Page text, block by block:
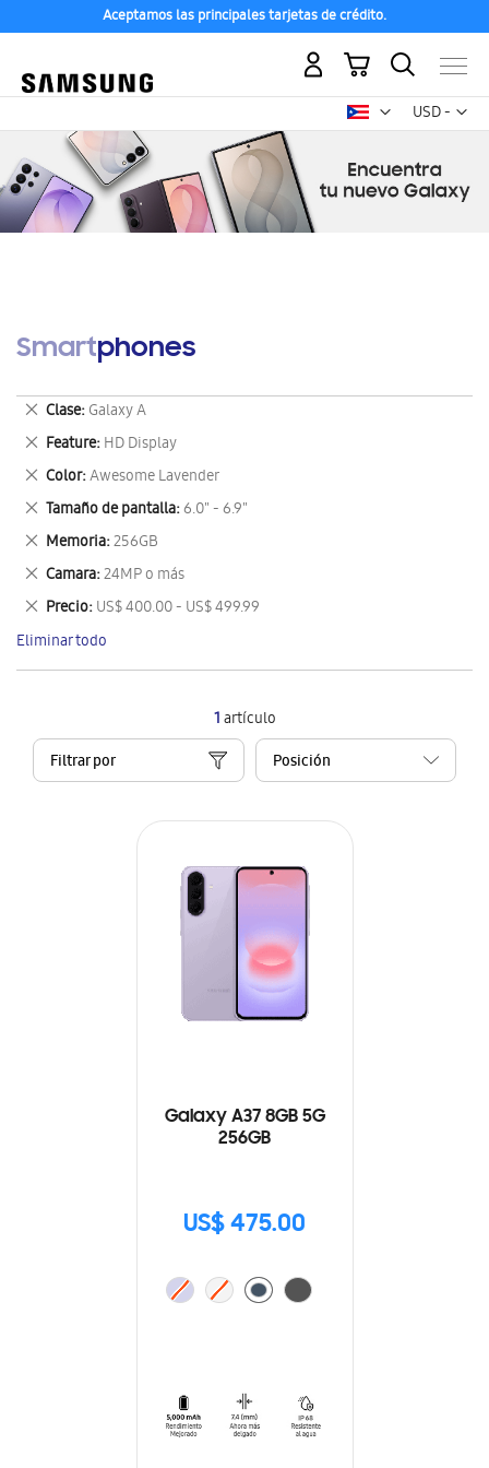
Aceptamos las principales tarjetas de crédito.
USD -
dólar
Mi carrito
Smartphones
1artículo
Filtrar por
Galaxy A37 8GB 5G
256GB
US$ 475.00
Clase Galaxy A
Eliminar
este
artículo
Feature HD Display
Eliminar
este
artículo
Color Awesome Lavender
Eliminar
este
artículo
Tamaño de pantalla 6.0" - 6.9"
Eliminar
este
artículo
Memoria 256GB
Eliminar
este
artículo
Camara 24MP o más
Eliminar
este
artículo
Precio US$ 400.00 - US$ 499.99
Eliminar
este
artículo
Eliminar todo